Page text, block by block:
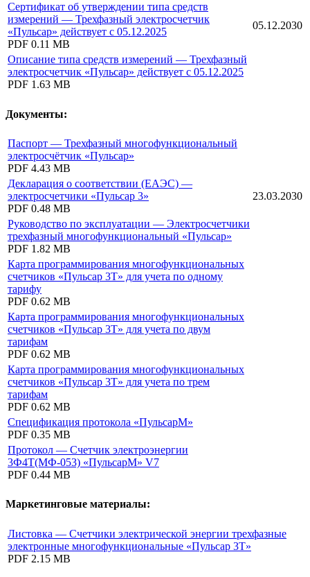
Сертификат об утверждении типа средств
измерений — Трехфазный электросчетчик
«Пульсар» действует с 05.12.2025
PDF 0.11 MB
05.12.2030
Описание типа средств измерений — Трехфазный
электросчетчик «Пульсар» действует с 05.12.2025
PDF 1.63 MB
Документы:
Паспорт — Трехфазный многофункциональный
электросчётчик «Пульсар»
PDF 4.43 MB
Декларация о соответствии (ЕАЭС) —
электросчетчики «Пульсар 3»
PDF 0.48 MB
23.03.2030
Руководство по эксплуатации — Электросчетчики
трехфазный многофункциональный «Пульсар»
PDF 1.82 MB
Карта программирования многофункциональных
счетчиков «Пульсар 3Т» для учета по одному
тарифу
PDF 0.62 MB
Карта программирования многофункциональных
счетчиков «Пульсар 3Т» для учета по двум
тарифам
PDF 0.62 MB
Карта программирования многофункциональных
счетчиков «Пульсар 3Т» для учета по трем
тарифам
PDF 0.62 MB
Спецификация протокола «ПульсарМ»
PDF 0.35 MB
Протокол — Счетчик электроэнергии
3Ф4Т(МФ-053) «ПульсарМ» V7
PDF 0.44 MB
Маркетинговые материалы:
Листовка — Счетчики электрической энергии трехфазные
электронные многофункциональные «Пульсар 3Т»
PDF 2.15 MB